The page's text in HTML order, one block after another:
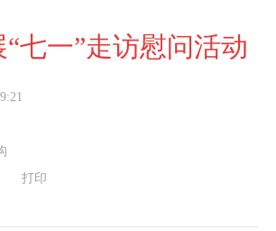
七一”走访慰问活动
打印